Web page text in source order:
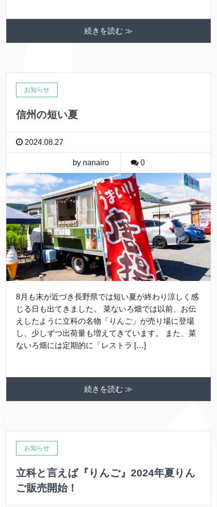
続きを読む ≫
お知らせ
信州の短い夏
2024.08.27
by nanairo 0
8月も末が近づき長野県では短い夏が終わり涼しく感
じる日も出てきました。 菜ないろ畑では以前、お伝
えしたように立科の名物「りんご」が売り場に登場
し、少しずつ出荷量も増えてきています。 また、菜
ないろ畑には定期的に「レストラ […]
続きを読む ≫
お知らせ
立科と言えば『りんご』2024年夏りん
ご販売開始！